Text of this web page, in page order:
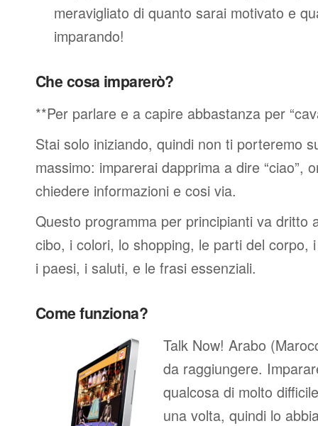
meravigliato di quanto sarai motivato e
imparando!
Che cosa imparerò?
**Per parlare e a capire abbastanza per
Stai solo iniziando, quindi non ti porteremo
massimo: imparerai dapprima a dire “ciao”,
chiedere informazioni e cosi via.
Questo programma per principianti va dritto
cibo, i colori, lo shopping, le parti del corpo,
i paesi, i saluti, e le frasi essenziali.
Come funziona?
Talk Now! Arabo
da raggiungere.
qualcosa di molto
una volta, quindi lo